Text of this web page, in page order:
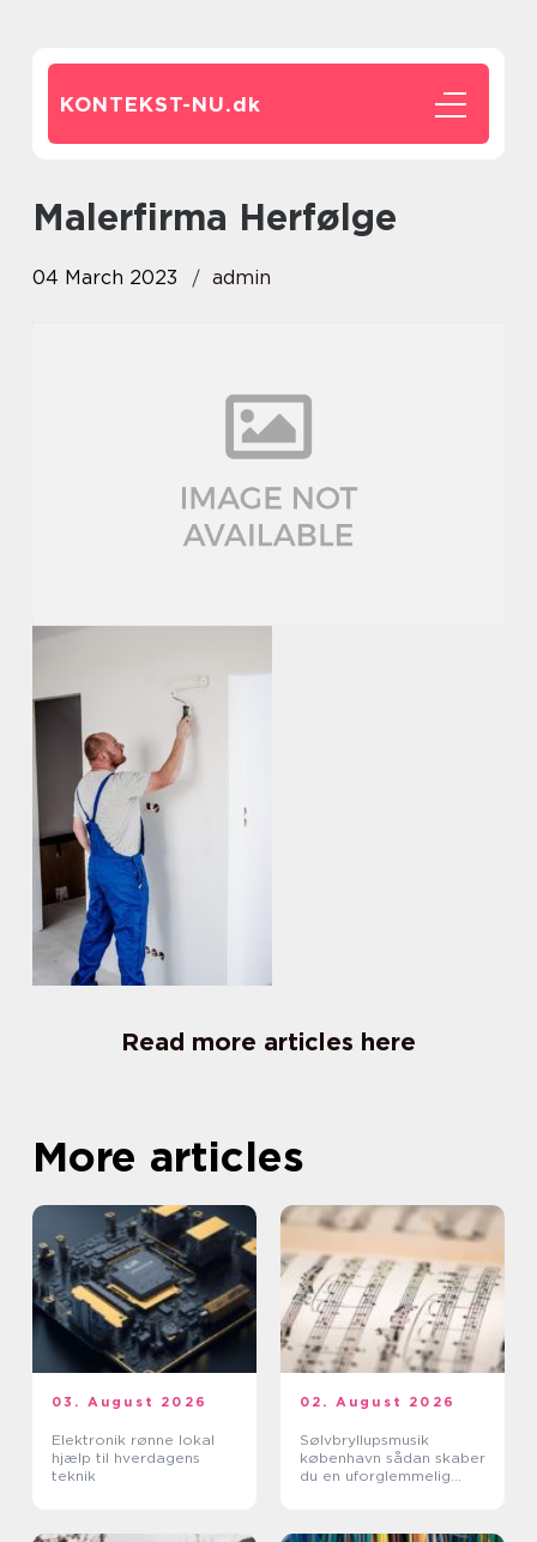
KONTEKST-NU.dk
Malerfirma Herfølge
04 March 2023 admin
Read more articles here
More articles
03. August 2026
Elektronik rønne lokal
hjælp til hverdagens
teknik
02. August 2026
Sølvbryllupsmusik
københavn sådan skaber
du en uforglemmelig